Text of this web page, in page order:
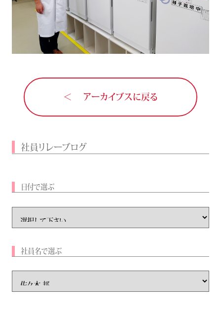
アーカイブスに戻る
社員リレーブログ
日付で選ぶ
社員名で選ぶ